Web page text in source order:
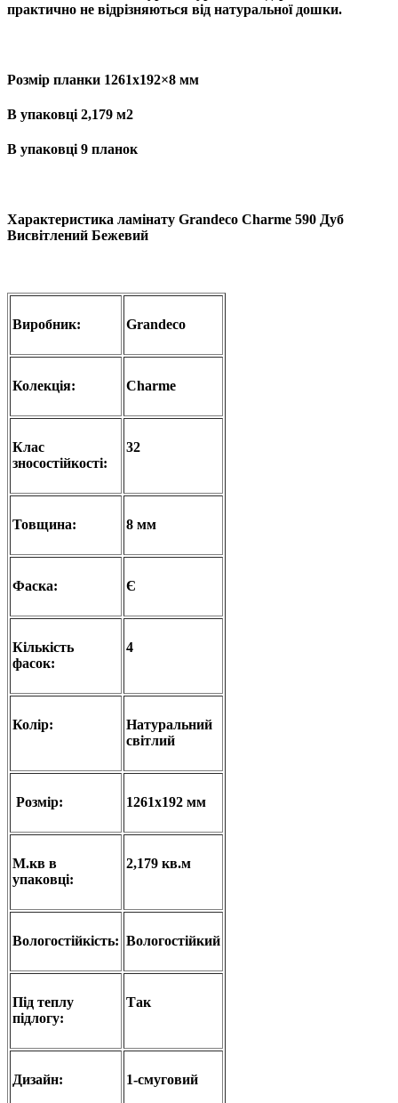
практично не відрізняються від натуральної дошки.
Розмір планки 1261х192×8 мм
В упаковці 2,179 м2
В упаковці 9 планок
Характеристика ламінату Grandeco Charme 590 Дуб
Висвітлений Бежевий
Виробник: Grandeco
Колекція: Charme
Клас
зносостійкості:
32
Товщина: 8 мм
Фаска: Є
Кількість
фасок:
4
Колір:
Натуральний
світлий
Розмір: 1261х192 мм
М.кв в
упаковці:
2,179 кв.м
Вологостійкість: Вологостійкий
Під теплу
підлогу:
Так
Дизайн: 1-смуговий